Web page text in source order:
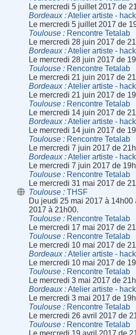
Le mercredi 5 juillet 2017 de
Bordeaux
Atelier artiste -
Le mercredi 5 juillet 2017 de
Toulouse
Rencontre Tetalab
Le mercredi 28 juin 2017 de
Bordeaux
Atelier artiste -
Le mercredi 28 juin 2017 de
Toulouse
Rencontre Tetalab
Le mercredi 21 juin 2017 de
Bordeaux
Atelier artiste -
Le mercredi 21 juin 2017 de
Toulouse
Rencontre Tetalab
Le mercredi 14 juin 2017 de
Bordeaux
Atelier artiste -
Le mercredi 14 juin 2017 de
Toulouse
Rencontre Tetalab
Le mercredi 7 juin 2017 de
Bordeaux
Atelier artiste -
Le mercredi 7 juin 2017 de
Toulouse
Rencontre Tetalab
Le mercredi 31 mai 2017 de
Toulouse
THSF
Du jeudi 25 mai 2017 à 14h00
2017 à 21h00.
Toulouse
Rencontre Tetalab
Le mercredi 17 mai 2017 de
Toulouse
Rencontre Tetalab
Le mercredi 10 mai 2017 de
Bordeaux
Atelier artiste -
Le mercredi 10 mai 2017 de
Toulouse
Rencontre Tetalab
Le mercredi 3 mai 2017 de
Bordeaux
Atelier artiste -
Le mercredi 3 mai 2017 de
Toulouse
Rencontre Tetalab
Le mercredi 26 avril 2017 de
Toulouse
Rencontre Tetalab